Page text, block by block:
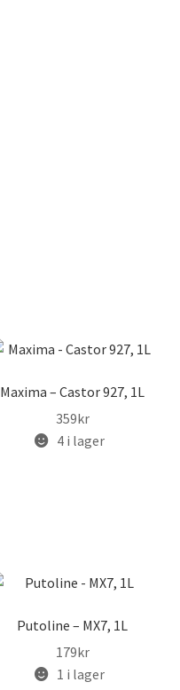
Maxima – Castor 927, 1L
359kr
4 i lager
Putoline – MX7, 1L
179kr
1 i lager